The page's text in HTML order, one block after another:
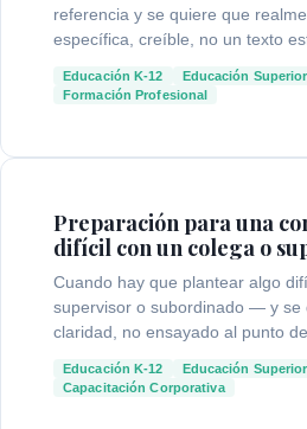
referencia y se quiere que
específica, creíble, no un texto
Educación K-12
Educación Superior
Formación Profesional
Preparación para una
difícil con un colega o
Cuando hay que plantear algo
supervisor o subordinado — y se
claridad, no ensayado al punto
Educación K-12
Educación Superior
Capacitación Corporativa